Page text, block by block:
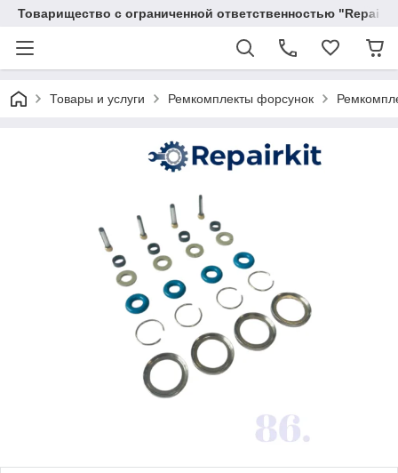
Товарищество с ограниченной ответственностью
Товары и услуги Ремкомплекты форсунок